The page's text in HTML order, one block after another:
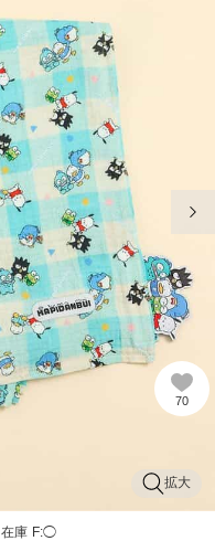
70
拡大
在庫 F:◯